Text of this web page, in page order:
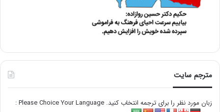
مترجم سایت
زبان مورد نظر را برای ترجمه انتخاب کنید. Please Choice Your Language :